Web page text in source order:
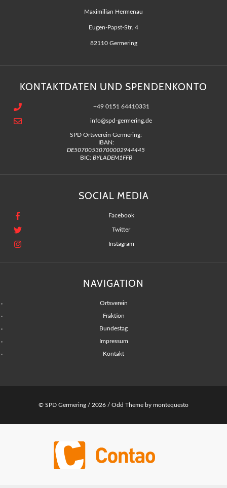
Maximilian Hermenau
Eugen-Papst-Str. 4
82110 Germering
KONTAKTDATEN UND SPENDENKONTO
+49 0151 64410331
info@spd-germering.de
SPD Ortsverein Germering:
IBAN:
DE50700530700002944445
BIC: BYLADEM1FFB
SOCIAL MEDIA
Facebook
Twitter
Instagram
NAVIGATION
Ortsverein
Fraktion
Bundestag
Impressum
Kontakt
© SPD Germering / 2026 / Odd Theme by montequesto